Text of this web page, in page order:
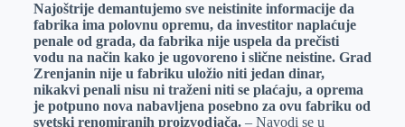
Najoštrije demantujemo sve neistinite informacije da
fabrika ima polovnu opremu, da investitor naplaćuje
penale od grada, da fabrika nije uspela da prečisti
vodu na način kako je ugovoreno i slične neistine. Grad
Zrenjanin nije u fabriku uložio niti jedan dinar,
nikakvi penali nisu ni traženi niti se plaćaju, a oprema
je potpuno nova nabavljena posebno za ovu fabriku od
svetski renomiranih proizvodjača.– Navodi se u